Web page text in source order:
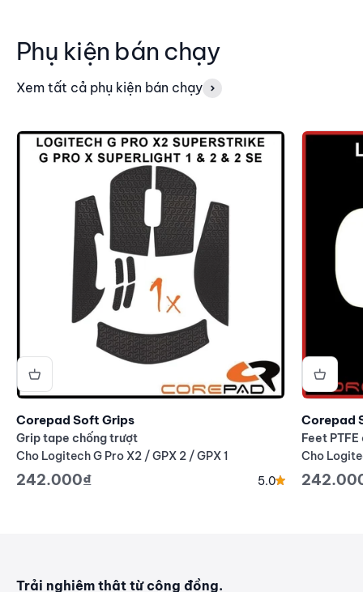
Phụ kiện bán chạy
Xem tất cả phụ kiện bán chạy
Corepad Soft Grips
Grip tape chống trượt
Cho Logitech G Pro X2 / GPX 2 / GPX 1
Giá giảm
242.000₫ 5.0
Corepad
Feet
Cho
Giá
Trải nghiệm thật từ cộng đồng.